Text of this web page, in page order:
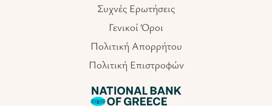
Συχνές Ερωτήσεις
Γενικοί Όροι
Πολιτική Απορρήτου
Πολιτική Επιστροφών